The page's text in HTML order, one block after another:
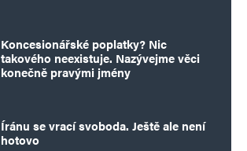
Koncesionářské poplatky? Nic
takového neexistuje. Nazývejme věci
konečně pravými jmény
Íránu se vrací svoboda. Ještě ale není
hotovo